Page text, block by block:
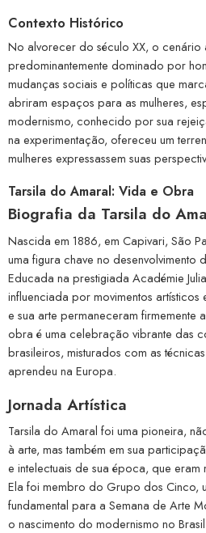
Contexto Histórico
No alvorecer do século XX, o cenário
predominantemente dominado por
mudanças sociais e políticas que
abriram espaços para as mulheres,
modernismo, conhecido por sua
na experimentação, ofereceu um
mulheres expressassem suas
Tarsila do Amaral: Vida e Obra
Biografia da Tarsila do
Nascida em 1886, em Capivari, São
uma figura chave no desenvolvimento
Educada na prestigiada Académie
influenciada por movimentos
e sua arte permaneceram firmemente
obra é uma celebração vibrante das
brasileiros, misturados com as
aprendeu na Europa.
Jornada Artística
Tarsila do Amaral foi uma pioneira,
à arte, mas também em sua
e intelectuais de sua época, que eram
Ela foi membro do Grupo dos Cinco,
fundamental para a Semana de Arte
o nascimento do modernismo no